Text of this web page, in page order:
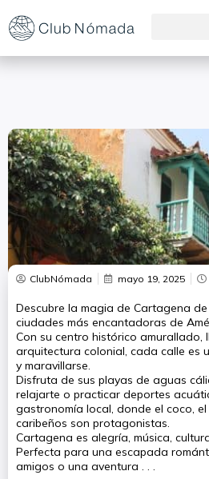
ClubNómada mayo 19, 2025
Descubre la magia de Cartagena
ciudades más encantadoras de
Con su centro histórico amurallado,
arquitectura colonial, cada calle es
y maravillarse.
Disfruta de sus playas de aguas
relajarte o practicar deportes
gastronomía local, donde el coco,
caribeños son protagonistas.
Cartagena es alegría, música,
Perfecta para una escapada
amigos o una aventura . . .